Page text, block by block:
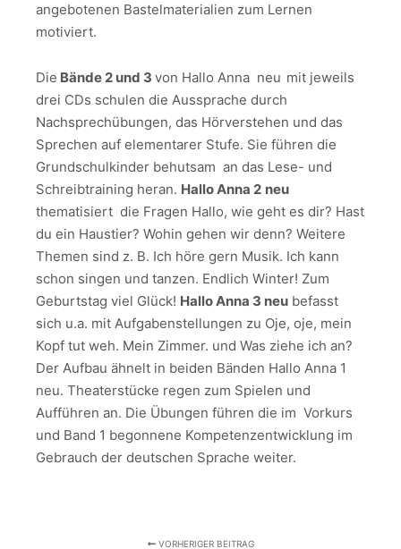
angebotenen Bastelmaterialien zum Lernen
motiviert.
Die Bände 2 und 3 von Hallo Anna neu mit jeweils
drei CDs schulen die Aussprache durch
Nachsprechübungen, das Hörverstehen und das
Sprechen auf elementarer Stufe. Sie führen die
Grundschulkinder behutsam an das Lese- und
Schreibtraining heran. Hallo Anna 2 neu
thematisiert die Fragen Hallo, wie geht es dir? Hast
du ein Haustier? Wohin gehen wir denn? Weitere
Themen sind z. B. Ich höre gern Musik. Ich kann
schon singen und tanzen. Endlich Winter! Zum
Geburtstag viel Glück! Hallo Anna 3 neu befasst
sich u.a. mit Aufgabenstellungen zu Oje, oje, mein
Kopf tut weh. Mein Zimmer. und Was ziehe ich an?
Der Aufbau ähnelt in beiden Bänden Hallo Anna 1
neu. Theaterstücke regen zum Spielen und
Aufführen an. Die Übungen führen die im Vorkurs
und Band 1 begonnene Kompetenzentwicklung im
Gebrauch der deutschen Sprache weiter.
VORHERIGER BEITRAG